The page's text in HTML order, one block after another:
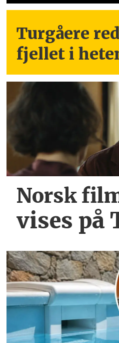
Turgåere
fjellet i
Norsk
vises på